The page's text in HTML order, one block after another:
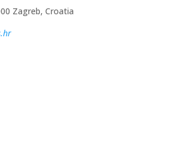
Zagreb, Croatia